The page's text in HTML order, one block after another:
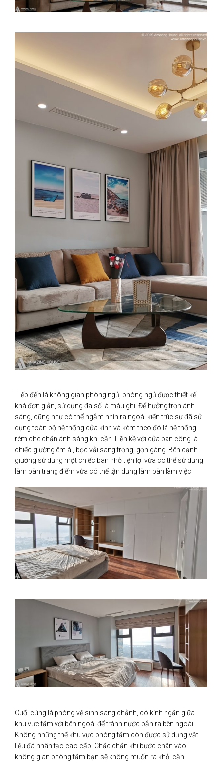
Tiếp đến là không gian phòng ngủ, phòng ngủ được thiết kế
khá đơn giản, sử dụng đa số là màu ghi. Để hưởng trọn ánh
sáng, cũng như có thể ngắm nhìn ra ngoài kiến trúc sư đã sử
dụng toàn bộ hệ thống cửa kính và kèm theo đó là hệ thống
rèm che chắn ánh sáng khi cần. Liền kề với cửa ban công là
chiếc giường êm ái, bọc vải sang trọng, gọn gàng. Bên cạnh
giường sử dụng một chiếc bàn nhỏ tiện lợi vừa có thể sử dụng
làm bàn trang điểm vừa có thể tận dụng làm bàn làm việc
Cuối cùng là phòng vệ sinh sang chảnh, có kính ngăn giữa
khu vực tắm với bên ngoài để tránh nước bắn ra bên ngoài.
Không những thế khu vực phòng tắm còn được sử dụng vật
liệu đá nhân tạo cao cấp. Chắc chắn khi bước chân vào
không gian phòng tắm bạn sẽ không muốn ra khỏi căn